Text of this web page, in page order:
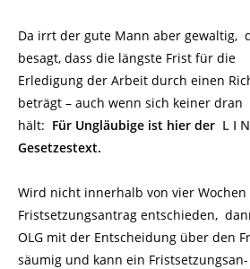
Da irrt der gute Mann aber gewaltig,
besagt, dass die längste Frist für die
Erledigung der Arbeit durch einen
beträgt – auch wenn sich keiner dran
hält: Für Ungläubige ist hier der L I
Gesetzestext.
Wird nicht innerhalb von vier
Fristsetzungsantrag entschieden,
OLG mit der Entscheidung über den
säumig und kann ein Fristsetzungsan-